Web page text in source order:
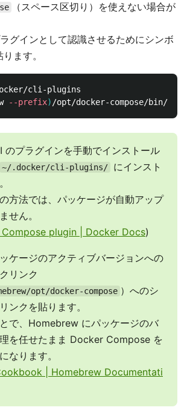
（スペース区切り）を使えない場合が
グインとして認識させるためにシンボ
ます。
--prefix)
のプラグインを手動でインストール
~/.docker/cli-plugins/
にインスト
方法では、パッケージが自動アップ
せん。
plugin | Docker Docs)
ケージのアクティブバージョンへの
リンク
opt/docker-compose ）へのシ
ンクを貼ります。
で、Homebrew にパッケージのバ
を任せたまま Docker Compose を
なります。
| Homebrew Documentati